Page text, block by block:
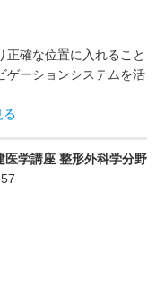
正確な位置に入れること
ゲーションシステムを活
る
医学講座 整形外科学分野